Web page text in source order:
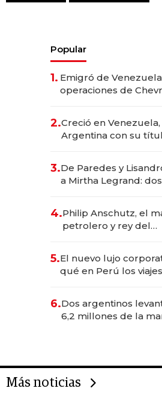
Popular
1. Emigró de
operaciones de
2.Creció en
Argentina con su
las marcas "fast
3.De Paredes y
a Mirtha Legrand:
4.Philip Anschutz, el
petrolero y rey del
Fénix
5.El nuevo lujo
qué en Perú los
para convertirse en
transformadoras
6.Dos argentinos
6,2 millones de la
Más noticias